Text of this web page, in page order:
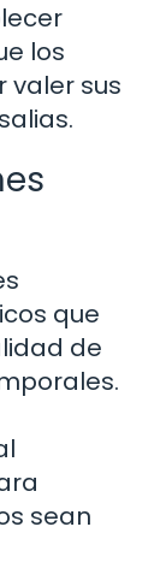
los
sus
que
de
sean